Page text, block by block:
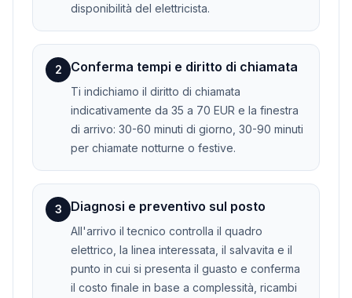
disponibilità del elettricista.
2 Conferma tempi e diritto di chiamata
Ti indichiamo il diritto di chiamata
indicativamente da 35 a 70 EUR e la finestra
di arrivo: 30-60 minuti di giorno, 30-90 minuti
per chiamate notturne o festive.
3 Diagnosi e preventivo sul posto
All'arrivo il tecnico controlla il quadro
elettrico, la linea interessata, il salvavita e il
punto in cui si presenta il guasto e conferma
il costo finale in base a complessità, ricambi